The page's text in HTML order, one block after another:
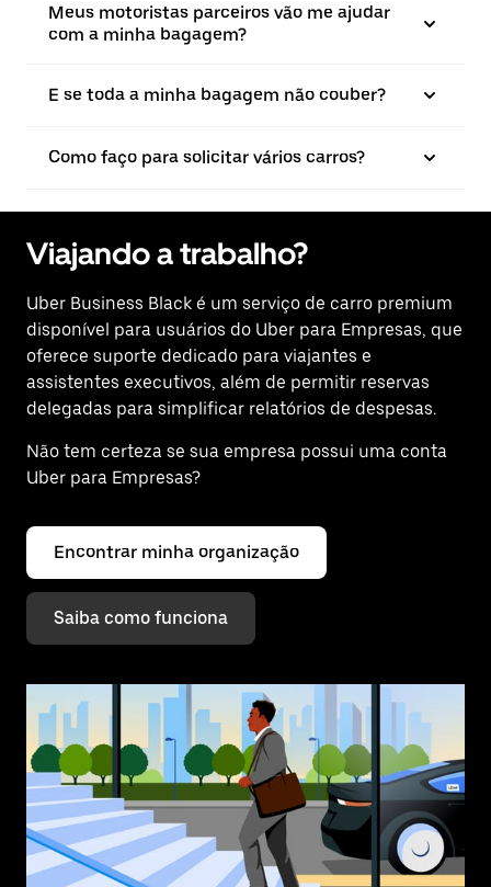
Meus motoristas parceiros vão me ajudar
com a minha bagagem?
E se toda a minha bagagem não couber?
Como faço para solicitar vários carros?
Viajando a trabalho?
Uber Business Black é um serviço de carro premium
disponível para usuários do Uber para Empresas, que
oferece suporte dedicado para viajantes e
assistentes executivos, além de permitir reservas
delegadas para simplificar relatórios de despesas.
Não tem certeza se sua empresa possui uma conta
Uber para Empresas?
Encontrar minha organização
Saiba como funciona